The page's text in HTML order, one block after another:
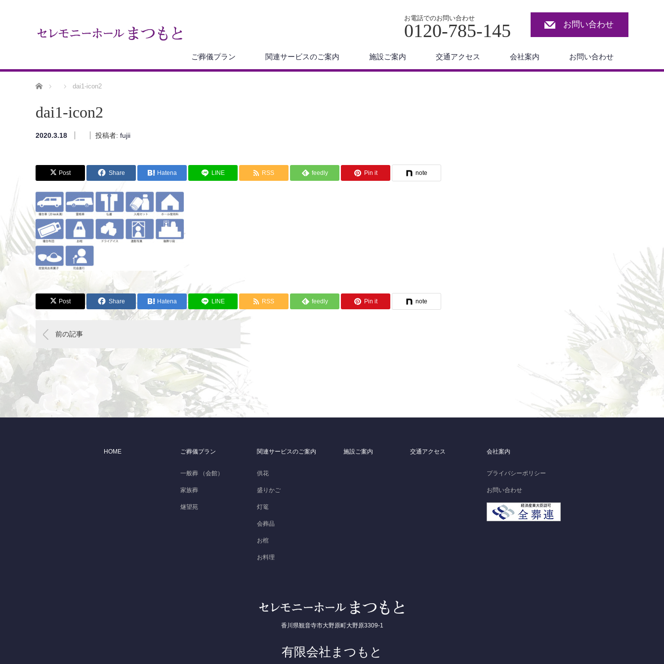
お電話でのお問い合わせ
0120-785-145 お問い合わせ
ご葬儀プラン 関連サービスのご案内 施設ご案内 交通アクセス 会社案内 お問い合わせ
ホーム dai1-icon2
dai1-icon2
2020.3.18 投稿者: fujii
Post Share Hatena LINE RSS feedly Pin it note
Post Share Hatena LINE RSS feedly Pin it note
前の記事
HOME ご葬儀プラン
一般葬 （会館）
家族葬
燧望苑
関連サービスのご案内
供花
盛りかご
灯篭
会葬品
お棺
お料理
施設ご案内 交通アクセス 会社案内
プライバシーポリシー
お問い合わせ
香川県観音寺市大野原町大野原3309-1
有限会社まつもと